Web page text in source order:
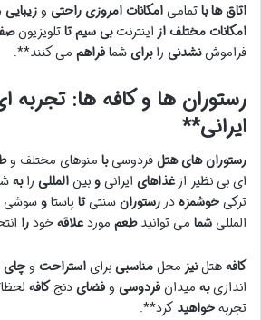
اتاق هاباتمامیامکاناتامروزیراحتی وزیبایی
امکاناتمختلفازاینترنتبی سیمتاتلویزیون
فراموشنشدنی رابرایشمافراهم می کنند**.
رستوران ها وکافه ها:تجربه
ایرانی**
رستوران هایهتلفردوسیبا منوهای مختلف و
ایبی نظیر ازغذاهای ایرانیوبینالمللی رابه
ترکیخوشمزهدررستورانسنتیتاپاستاوسوشی
المللیشما می توانیدطعم موردعلاقهخودرا
کافههتلنیز محلمناسبیبرایاستراحت وچای
اندازیبه میدانفردوسی وفضایدنجکافه
تجربهخواهید کرد**.